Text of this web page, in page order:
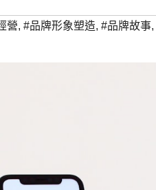
營, #品牌形象塑造, #品牌故事,